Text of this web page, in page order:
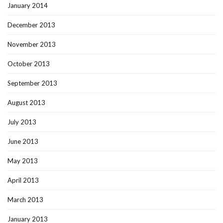
January 2014
December 2013
November 2013
October 2013
September 2013
August 2013
July 2013
June 2013
May 2013
April 2013
March 2013
January 2013